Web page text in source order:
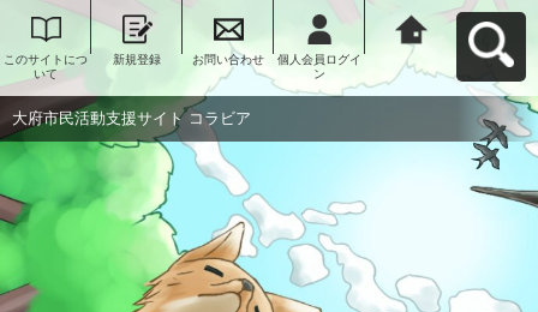
このサイトにつ
いて
新規登録 お問い合わせ
個人会員ログイ
ン
大府市民活動支
援サイト コラビ
アへ戻る
大府市民活動支援サイト コラビア